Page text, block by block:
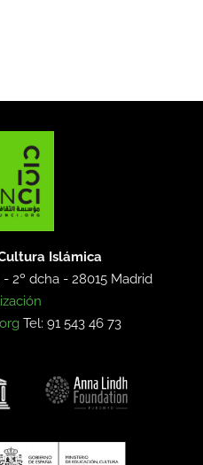
Islámica
- 2º dcha -28015 Madrid
Tel: 91 543 46 73